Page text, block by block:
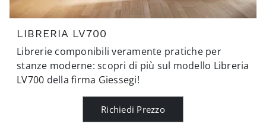
LIBRERIA LV700
Librerie componibili veramente pratiche per
stanze moderne: scopri di più sul modello Libreria
LV700 della firma Giessegi!
Richiedi Prezzo